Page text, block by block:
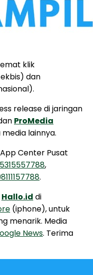
klik
dan
release di jaringan
ProMedia
lainnya.
Center Pusat
,
.
Hallo.id di
(iphone), untuk
menarik. Media
News. Terima